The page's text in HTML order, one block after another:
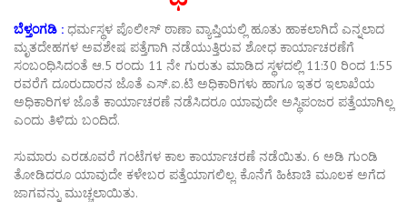
ಬೆಳ್ತಂಗಡಿ : ಧರ್ಮಸ್ಥಳ ಪೊಲೀಸ್ ಠಾಣಾ ವ್ಯಾಪ್ತಿಯಲ್ಲಿ ಹೂತು ಹಾಕಲಾಗಿದೆ ಎನ್ನಲಾದ
ಮೃತದೇಹಗಳ ಅವಶೇಷ ಪತ್ತೆಗಾಗಿ ನಡೆಯುತ್ತಿರುವ ಶೋಧ ಕಾರ್ಯಾಚರಣೆಗೆ
ಸಂಬಂಧಿಸಿದಂತೆ ಆ.5 ರಂದು 11 ನೇ ಗುರುತು ಮಾಡಿದ ಸ್ಥಳದಲ್ಲಿ 11:30 ರಿಂದ 1:55
ರವರೆಗೆ ದೂರುದಾರನ ಜೊತೆ ಎಸ್.ಐ.ಟಿ ಅಧಿಕಾರಿಗಳು ಹಾಗೂ ಇತರ ಇಲಾಖೆಯ
ಅಧಿಕಾರಿಗಳ ಜೊತೆ ಕಾರ್ಯಾಚರಣೆ ನಡೆಸಿದರೂ ಯಾವುದೇ ಅಸ್ಥಿಪಂಜರ ಪತ್ತೆಯಾಗಿಲ್ಲ
ಎಂದು ತಿಳಿದು ಬಂದಿದೆ.
ಸುಮಾರು ಎರಡೂವರೆ ಗಂಟೆಗಳ ಕಾಲ ಕಾರ್ಯಾಚರಣೆ ನಡೆಯಿತು. 6 ಅಡಿ ಗುಂಡಿ
ತೋಡಿದರೂ ಯಾವುದೇ ಕಳೇಬರ ಪತ್ತೆಯಾಗಲಿಲ್ಲ. ಕೊನೆಗೆ ಹಿಟಾಚಿ ಮೂಲಕ ಅಗೆದ
ಜಾಗವನ್ನು ಮುಚ್ಚಲಾಯಿತು.